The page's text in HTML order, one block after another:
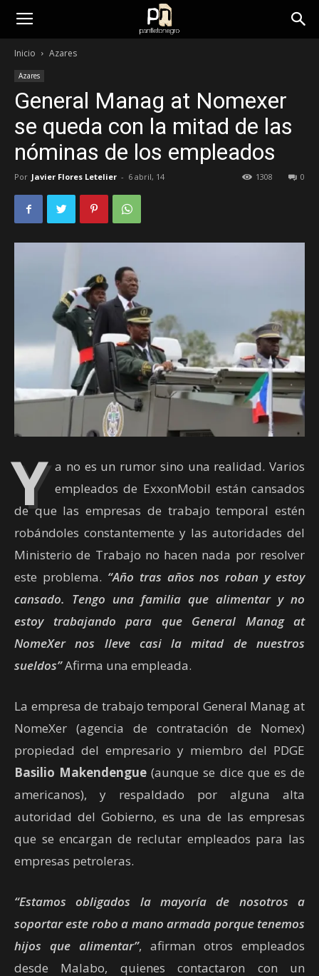
panfletonegro
Inicio Azares
Azares
General Manag at Nomexer
se queda con la mitad de las
nóminas de los empleados
Por Javier Flores Letelier - 6 abril, 14 0
1308
Y a no es un rumor sino una realidad. Varios
empleados de ExxonMobil están cansados
de que las empresas de trabajo temporal estén
robándoles constantemente y las autoridades del
Ministerio de Trabajo no hacen nada por resolver
este problema. “Año tras años nos roban y estoy
cansado. Tengo una familia que alimentar y no
estoy trabajando para que General Manag at
NomeXer nos lleve casi la mitad de nuestros
sueldos”Afirma una empleada.
La empresa de trabajo temporal General Manag at
NomeXer (agencia de contratación de Nomex)
propiedad del empresario y miembro del PDGE
Basilio Makendengue (aunque se dice que es de
americanos), y respaldado por alguna alta
autoridad del Gobierno, es una de las empresas
que se encargan de reclutar empleados para las
empresas petroleras.
“Estamos obligados la mayoría de nosotros a
soportar este robo a mano armada porque tenemos
hijos que alimentar”, afirman otros empleados
desde Malabo, quienes contactaron con un